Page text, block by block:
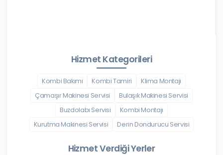
Hizmet Kategorileri
Kombi Bakımı Kombi Tamiri
Klima Montajı
Çamaşır Makinesi Servisi
Bulaşık Makinesi Servisi
Buzdolabı Servisi
Kombi Montajı
Kurutma Makinesi Servisi
Derin Dondurucu Servisi
Hizmet Verdiği Yerler